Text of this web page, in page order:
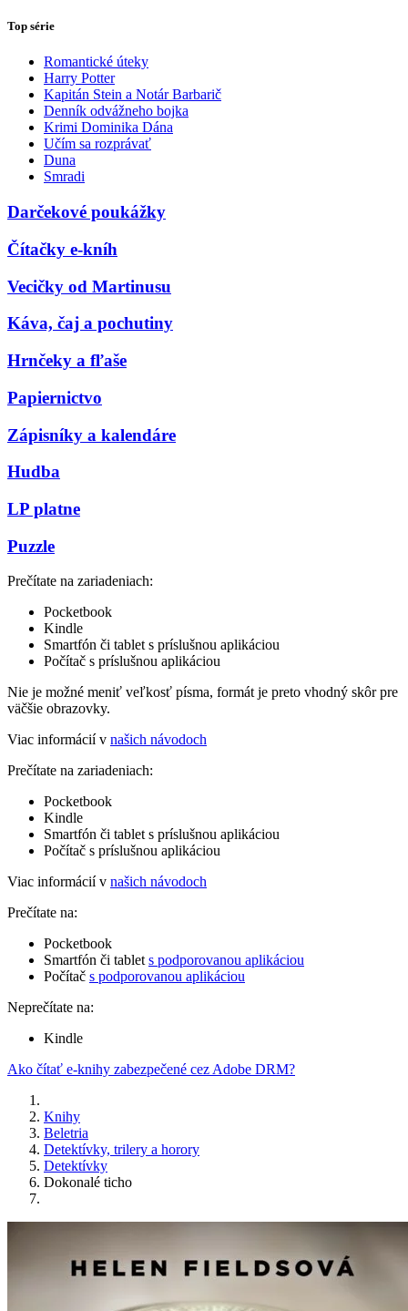
Top série
Romantické úteky
Harry Potter
Kapitán Stein a Notár Barbarič
Denník odvážneho bojka
Krimi Dominika Dána
Učím sa rozprávať
Duna
Smradi
Darčekové poukážky
Čítačky e-kníh
Vecičky od Martinusu
Káva, čaj a pochutiny
Hrnčeky a fľaše
Papiernictvo
Zápisníky a kalendáre
Hudba
LP platne
Puzzle
Prečítate na zariadeniach:
Pocketbook
Kindle
Smartfón či tablet s príslušnou aplikáciou
Počítač s príslušnou aplikáciou
Nie je možné meniť veľkosť písma, formát je preto vhodný skôr pre
väčšie obrazovky.
Viac informácií v našich návodoch
Prečítate na zariadeniach:
Pocketbook
Kindle
Smartfón či tablet s príslušnou aplikáciou
Počítač s príslušnou aplikáciou
Viac informácií v našich návodoch
Prečítate na:
Pocketbook
Smartfón či tablet s podporovanou aplikáciou
Počítač s podporovanou aplikáciou
Neprečítate na:
Kindle
Ako čítať e-knihy zabezpečené cez Adobe DRM?
Knihy
Beletria
Detektívky, trilery a horory
Detektívky
Dokonalé ticho